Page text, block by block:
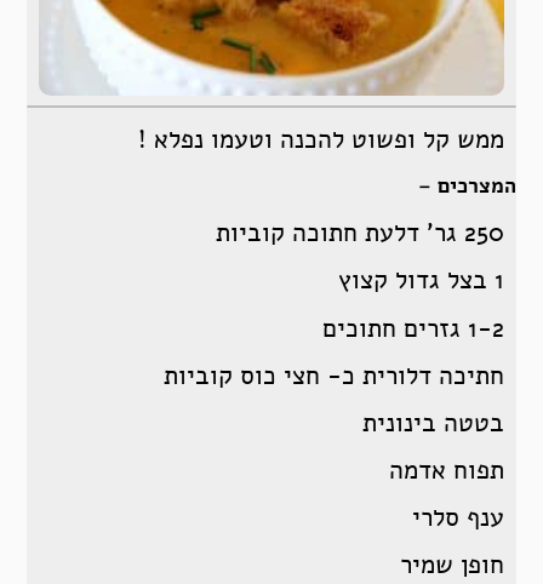
ממש קל ופשוט להכנה וטעמו נפלא !
המצרכים –
250 גר’ דלעת חתוכה קוביות
1 בצל גדול קצוץ
1-2 גזרים חתוכים
חתיכה דלורית כ- חצי כוס קוביות
בטטה בינונית
תפוח אדמה
ענף סלרי
חופן שמיר